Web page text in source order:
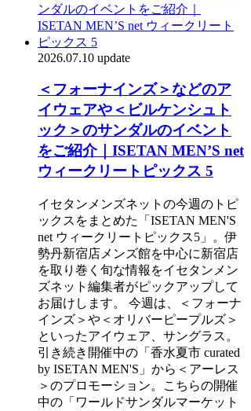
2026.07.10 update
＜フォーナインズ＞などのア
イウェアや＜ビルケンシュト
ック＞のサンダルのイベント
をご紹介｜ISETAN MEN’S net
ウィークリートピックス 5
イセタンメンズネットの今週のトピ
ックスをまとめた「ISETAN MEN'S
net ウィークリートピックス5」。伊
勢丹新宿店メンズ館を中心に新宿店
を取り巻く旬な情報をイセタンメン
ズネット編集者がピックアップして
お届けします。 今週は、＜フォーナ
インズ＞や＜オリバーピープルズ＞
といったアイウェア、サングラス。
引き続き開催中の「香水夏市 curated
by ISETAN MEN'S」から＜アーレス
＞のプロモーション。こちらの開催
中の「ワールドサンダルマーケット